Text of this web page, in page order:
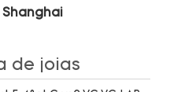
de joias